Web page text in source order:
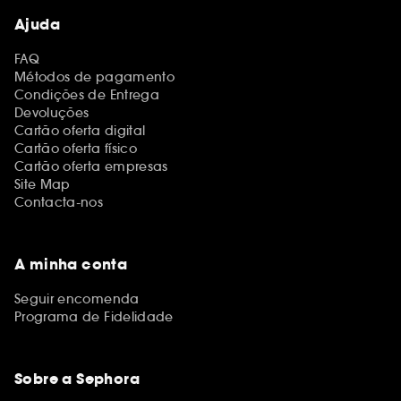
Ajuda
FAQ
Métodos de pagamento
Condições de Entrega
Devoluções
Cartão oferta digital
Cartão oferta físico
Cartão oferta empresas
Site Map
Contacta-nos
A minha conta
Seguir encomenda
Programa de Fidelidade
Sobre a Sephora